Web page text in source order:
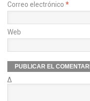
Correo electrónico *
Web
Δ